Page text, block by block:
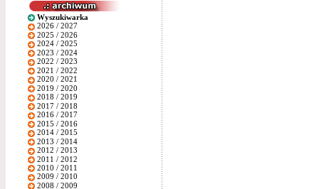
Wyszukiwarka
2026 / 2027
2025 / 2026
2024 / 2025
2023 / 2024
2022 / 2023
2021 / 2022
2020 / 2021
2019 / 2020
2018 / 2019
2017 / 2018
2016 / 2017
2015 / 2016
2014 / 2015
2013 / 2014
2012 / 2013
2011 / 2012
2010 / 2011
2009 / 2010
2008 / 2009